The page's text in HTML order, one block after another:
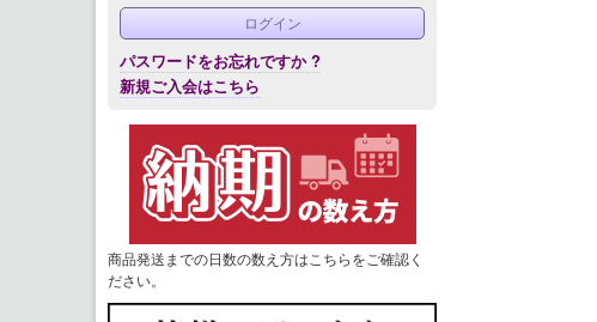
パスワードをお忘れですか ?
新規ご入会はこちら
商品発送までの日数の数え方はこちらをご確認く
ださい。